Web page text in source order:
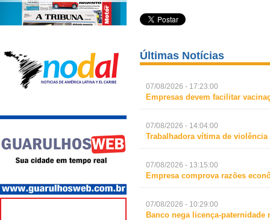
Últimas Notícias
07/08/2026 - 17:23:00
Empresas devem facilitar
07/08/2026 - 14:04:00
Trabalhadora vítima de
07/08/2026 - 13:15:00
Empresa comprova razões
07/08/2026 - 10:29:00
Banco nega licença-